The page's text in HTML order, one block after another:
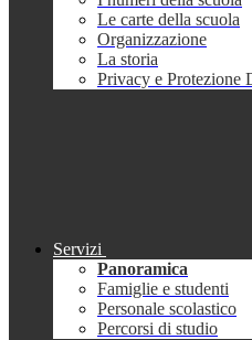
Le carte della scuola
Organizzazione
La storia
Privacy e Protezione
Servizi
Panoramica
Famiglie e studenti
Personale scolastico
Percorsi di studio